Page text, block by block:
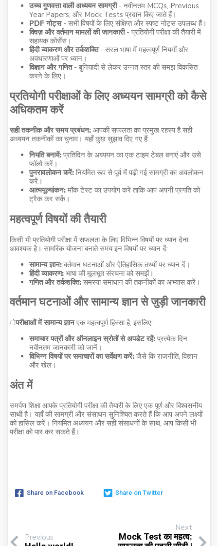
उच्च गुणवत्ता वाली अध्ययन सामग्री- नवीनतम MCQs, Previous
Year Papers, और Mock Tests प्रदान किए जाते हैं।
PDF नोट्स- सभी विषयों के लिए संक्षिप्त और स्पष्ट नोट्स उपलब्ध हैं।
क्विज़ और वर्तमान मामलों की जानकारी- प्रतियोगी परीक्षा की तैयारी में
सहायक कोर्सेस।
हिंदी व्याकरण और तर्कशक्ति- सरल भाषा में महत्वपूर्ण नियमों और
अवधारणाओं पर ध्यान।
विज्ञान और गणित- बुनियादी से लेकर उन्नत स्तर की समझ विकसित
करने के लिए।
प्रतियोगी परीक्षाओं के लिए अध्ययन सामग्री को कैसे
अधिकतम करें
सही तकनीक और समय प्रबंधन: आपकी सफलता का प्रमुख रहस्य है सही
अध्ययन तकनीकों का चुनाव। यहाँ कुछ सुझाव दिए गए हैं:
नियति बनायें: प्रतिदिन के अध्ययन का एक टाइम टेबल बनाएं और उसे
फॉलो करें।
पुनरावलोकन करें: नियमित रूप से पूर्व में पढ़ी गई सामग्री का अवलोकन
करें।
आत्ममूल्यांकन: मॉक टेस्ट का उपयोग करें ताकि आप अपनी प्रगति को
ट्रैक कर सकें।
महत्वपूर्ण विषयों की तैयारी
किसी भी प्रतियोगी परीक्षा में सफलता के लिए विभिन्न विषयों पर ध्यान देना
आवश्यक है। सामरिक योजना बनाते समय इन विषयों पर ध्यान दें:
सामान्य ज्ञान: वर्तमान घटनाओं और ऐतिहासिक तथ्यों पर ध्यान दें।
हिंदी व्याकरण: भाषा की मूलभूत संरचना को समझें।
गणित और तर्कशक्ति: समस्या समाधान की तकनीकों का अभ्यास करें।
वर्तमान घटनाओं और सामान्य ज्ञान से जुड़ी जानकारी
ेपरीक्षाओं में सामान्य ज्ञानएक महत्वपूर्ण हिस्सा है, इसलिए:
समाचार पत्रों और ऑनलाइन स्रोतों से अपडेट रहें: प्रत्येक दिन
नवीनतम जानकारी को जानें।
विभिन्न विषयों पर समाचारों का सर्वेक्षण करें: जैसे कि राजनीति, विज्ञान
और खेल।
अंत में
समर्पण शिक्षा आपके प्रतियोगी परीक्षा की तैयारी के लिए एक पूर्ण और विश्वसनीय
साथी है। यहाँ की सामग्री और संसाधन सुनिश्चित करते हैं कि आप अपने लक्ष्यों
को हासिल करें। नियमित अध्ययन और सही संसाधनों के साथ, आप किसी भी
परीक्षा को पार कर सकते हैं।
Share on Facebook Share on Twitter
Previous
Next
Mock Test का महत्व: